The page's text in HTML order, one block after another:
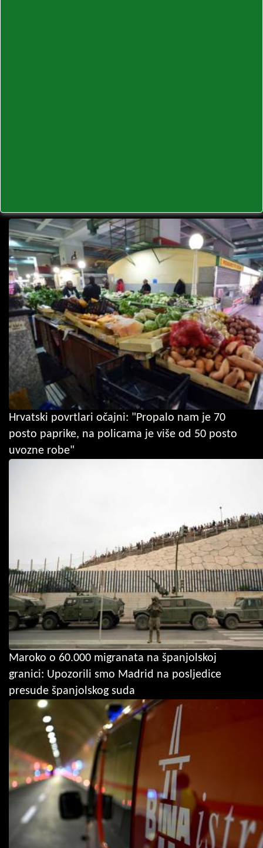
Hrvatski povrtlari očajni: "Propalo nam je 70
posto paprike, na policama je više od 50 posto
uvozne robe"
Maroko o 60.000 migranata na španjolskoj
granici: Upozorili smo Madrid na posljedice
presude španjolskog suda